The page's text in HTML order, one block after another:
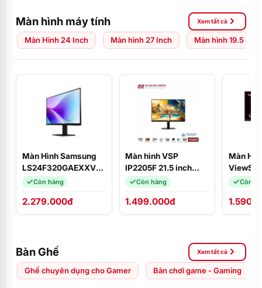
Màn hình máy tính Xem tất cả
Màn Hình 24 Inch Màn hình 27 Inch Màn hình 19.5 Inch
Màn Hình Samsung
LS24F320GAEXXV
(24 inch
HDMI
Còn hàng
2.279.000đ
Màn hình VSP
IP2205F 21.5 inch
FHD/ IPS/ 100Hz/
Còn hàng
1.499.000đ
Màn
(21.5Còn
Bàn Ghế Xem tất cả
Ghế chuyên dụng cho Gamer Bàn chơi game - Gaming